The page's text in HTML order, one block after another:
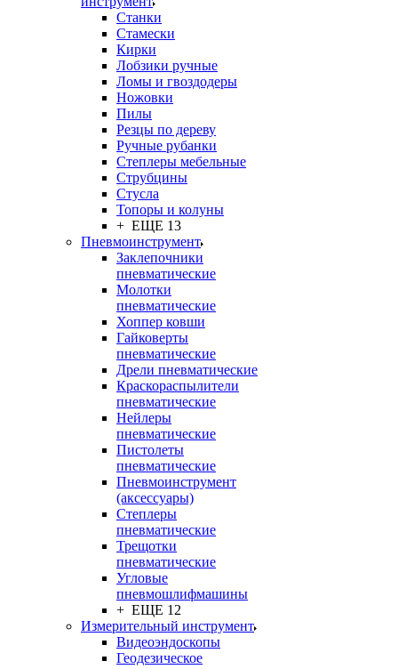
Станки
Стамески
Кирки
Лобзики ручные
Ломы и гвоздодеры
Ножовки
Пилы
Резцы по дереву
Ручные рубанки
Степлеры мебельные
Струбцины
Стусла
Топоры и колуны
+ ЕЩЕ 13
Пневмоинструмент
Заклепочники
пневматические
Молотки
пневматические
Хоппер ковши
Гайковерты
пневматические
Дрели пневматические
Краскораспылители
пневматические
Нейлеры
пневматические
Пистолеты
пневматические
Пневмоинструмент
(аксессуары)
Степлеры
пневматические
Трещотки
пневматические
Угловые
пневмошлифмашины
+ ЕЩЕ 12
Измерительный инструмент
Видеоэндоскопы
Геодезическое